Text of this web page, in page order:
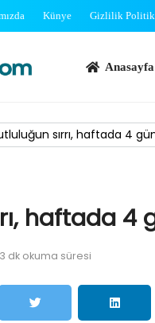
Künye Gizlilik
Anasayfa
sırrı, haftada 4
haftada
3 dk okuma süresi